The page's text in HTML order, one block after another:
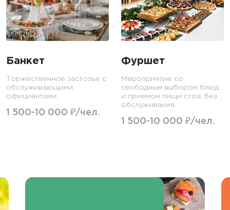
Банкет
Торжественное застолье с
обслуживающими
официантами.
1 500-10 000 ₽/чел.
Фуршет
Мероприятие со
свободным выбором блюд
и приемом пищи стоя, без
обслуживания.
1 500-10 000 ₽/чел.